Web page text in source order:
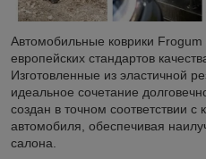
Автомобильные коврики
европейских стандартов
Изготовленные из эластичной
идеальное сочетание
создан в точном соответствии
автомобиля, обеспечивая
салона.